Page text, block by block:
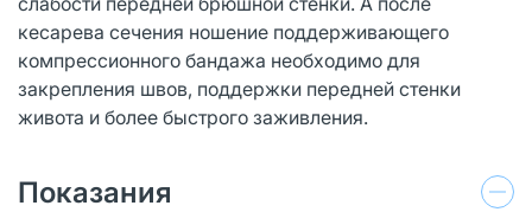
кесарева сечения ношение поддерживающего
компрессионного бандажа необходимо для
закрепления швов, поддержки передней стенки
живота и более быстрого заживления.
Показания